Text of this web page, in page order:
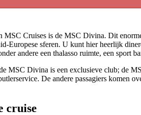
MSC Cruises is de MSC Divina. Dit
Europese sferen. U kunt hier heerlijk
andere een thalasso ruimte, een sport
MSC Divina is een exclusieve club; de
De andere passagiers komen
cruise